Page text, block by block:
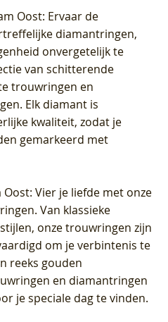
Oost: Ervaar de
diamantringen,
onvergetelijk te
van schitterende
trouwringen en
Elk diamant is
kwaliteit, zodat je
gemarkeerd met
Oost: Vier je liefde met onze
Van klassieke
onze trouwringen zijn
om je verbintenis te
reeks gouden
en diamantringen
je speciale dag te vinden.